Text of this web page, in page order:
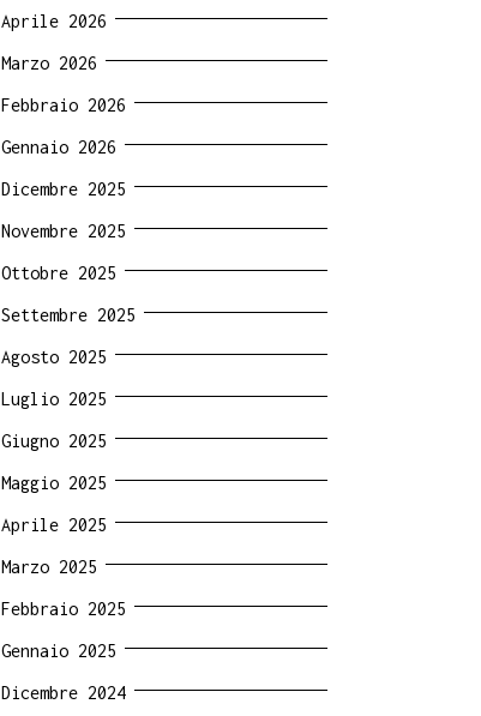
Aprile 2026
Marzo 2026
Febbraio 2026
Gennaio 2026
Dicembre 2025
Novembre 2025
Ottobre 2025
Settembre 2025
Agosto 2025
Luglio 2025
Giugno 2025
Maggio 2025
Aprile 2025
Marzo 2025
Febbraio 2025
Gennaio 2025
Dicembre 2024